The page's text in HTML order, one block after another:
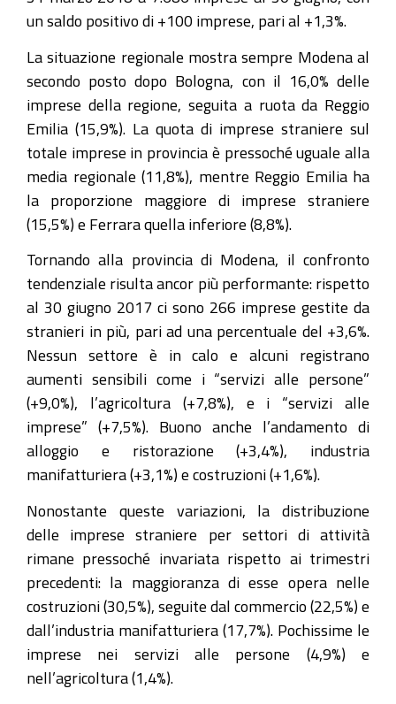
un saldo positivo di +100 imprese, pari al +1,3%.
La situazione regionale mostra sempre Modena al
secondo posto dopo Bologna, con il 16,0% delle
imprese della regione, seguita a ruota da Reggio
Emilia (15,9%). La quota di imprese straniere sul
totale imprese in provincia è pressoché uguale alla
media regionale (11,8%), mentre Reggio Emilia ha
la proporzione maggiore di imprese straniere
(15,5%) e Ferrara quella inferiore (8,8%).
Tornando alla provincia di Modena, il confronto
tendenziale risulta ancor più performante: rispetto
al 30 giugno 2017 ci sono 266 imprese gestite da
stranieri in più, pari ad una percentuale del +3,6%.
Nessun settore è in calo e alcuni registrano
aumenti sensibili come i “servizi alle persone”
(+9,0%), l’agricoltura (+7,8%), e i “servizi alle
imprese” (+7,5%). Buono anche l’andamento di
alloggio e ristorazione (+3,4%), industria
manifatturiera (+3,1%) e costruzioni (+1,6%).
Nonostante queste variazioni, la distribuzione
delle imprese straniere per settori di attività
rimane pressoché invariata rispetto ai trimestri
precedenti: la maggioranza di esse opera nelle
costruzioni (30,5%), seguite dal commercio (22,5%) e
dall’industria manifatturiera (17,7%). Pochissime le
imprese nei servizi alle persone (4,9%) e
nell’agricoltura (1,4%).